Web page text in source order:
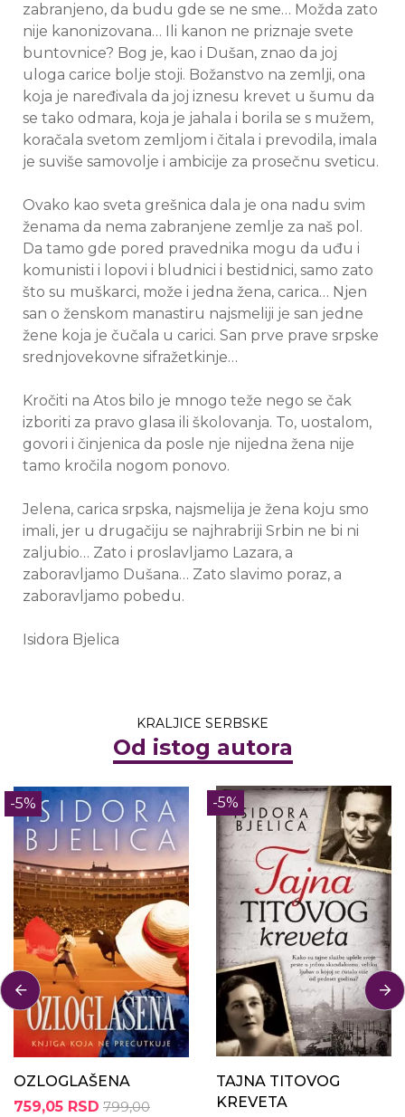
zabranjeno, da budu gde se ne sme… Možda zato
nije kanonizovana… Ili kanon ne priznaje svete
buntovnice? Bog je, kao i Dušan, znao da joj
uloga carice bolje stoji. Božanstvo na zemlji, ona
koja je naređivala da joj iznesu krevet u šumu da
se tako odmara, koja je jahala i borila se s mužem,
koračala svetom zemljom i čitala i prevodila, imala
je suviše samovolje i ambicije za prosečnu sveticu.
Ovako kao sveta grešnica dala je ona nadu svim
ženama da nema zabranjene zemlje za naš pol.
Da tamo gde pored pravednika mogu da uđu i
komunisti i lopovi i bludnici i bestidnici, samo zato
što su muškarci, može i jedna žena, carica… Njen
san o ženskom manastiru najsmeliji je san jedne
žene koja je čučala u carici. San prve prave srpske
srednjovekovne sifražetkinje…
Kročiti na Atos bilo je mnogo teže nego se čak
izboriti za pravo glasa ili školovanja. To, uostalom,
govori i činjenica da posle nje nijedna žena nije
tamo kročila nogom ponovo.
Jelena, carica srpska, najsmelija je žena koju smo
imali, jer u drugačiju se najhrabriji Srbin ne bi ni
zaljubio… Zato i proslavljamo Lazara, a
zaboravljamo Dušana… Zato slavimo poraz, a
zaboravljamo pobedu.
Isidora Bjelica
KRALJICE SERBSKE
Od istog autora
-5%
OZLOGLAŠENA
759,05 RSD 799,00
-5%
TAJNA TITOVOG
KREVETA